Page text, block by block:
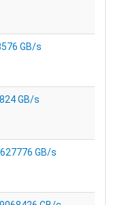
GB/s
GB/s
GB/s